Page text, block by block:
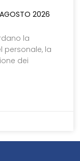
2026
la
personale, la
dei